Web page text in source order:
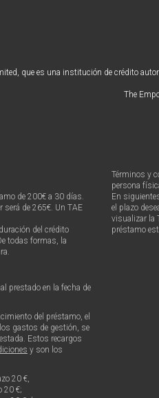
que es una institución de crédito
The
de 200€ a 30 días.
será de 265€. Un TAE
del crédito
todas formas, la
prestado en la fecha de
del préstamo, el
gastos de gestión, se
Estos recargos
y son los
20 €,
20 €;
Términos y
persona
En
el plazo
visualizar la
préstamo